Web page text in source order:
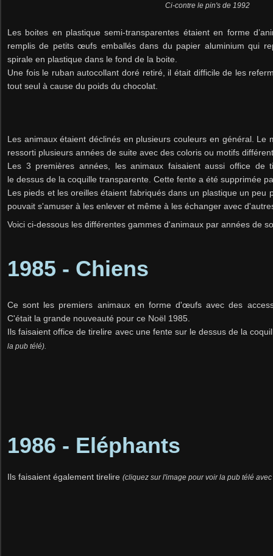
Ci-contre le pin's de 1992
Les boites en plastique semi-transparentes étaient en forme
remplis de petits œufs emballés dans du papier aluminium qui
spirale en plastique dans le fond de la boite.
Une fois le ruban autocollant doré retiré, il était difficile de les
tout seul à cause du poids du chocolat.
Les animaux étaient déclinés en plusieurs couleurs en général. Le
ressorti plusieurs années de suite avec des coloris ou motifs
Les 3 premières années, les animaux faisaient aussi office de
le dessus de la coquille transparente. Cette fente a été supprimée
Les pieds et les oreilles étaient fabriqués dans un plastique un peu
pouvait s'amuser à les enlever et même à les échanger avec
​Voici ci-dessous les différentes gammes d'animaux par années de
1985 - Chiens
Ce sont les premiers animaux en forme d'œufs avec des
C'était la grande nouveauté pour ce Noël 1985.
Ils faisaient office de tirelire avec une fente sur le dessus de la
la pub télé).
1986 - Eléphants
Ils faisaient également tirelire (cliquez sur l'image pour voir la pub télé